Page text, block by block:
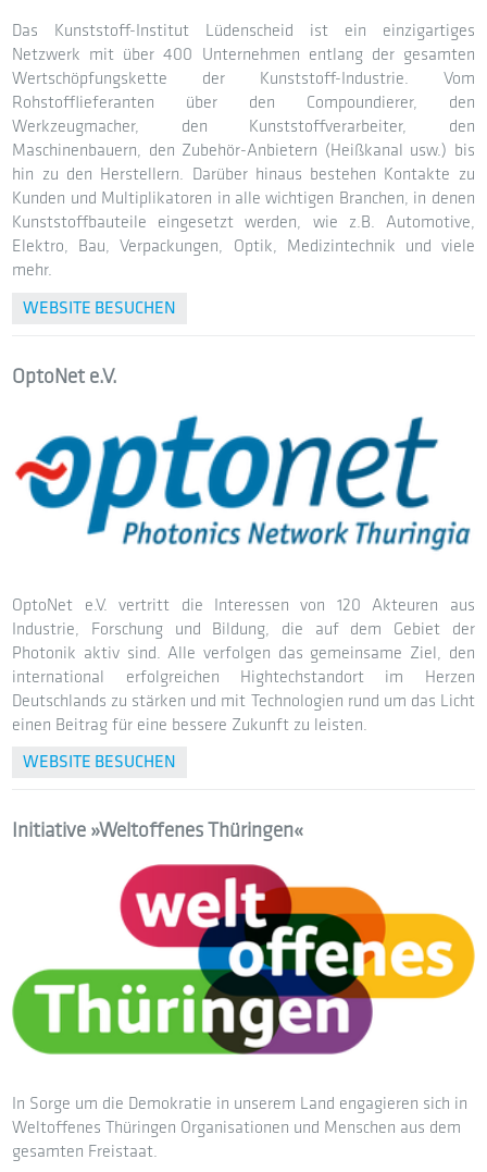
Das Kunststoff-Institut Lüdenscheid ist ein einzigartiges
Netzwerk mit über 400 Unternehmen entlang der gesamten
Wertschöpfungskette der Kunststoff-Industrie. Vom
Rohstofflieferanten über den Compoundierer, den
Werkzeugmacher, den Kunststoffverarbeiter, den
Maschinenbauern, den Zubehör-Anbietern (Heißkanal usw.) bis
hin zu den Herstellern. Darüber hinaus bestehen Kontakte zu
Kunden und Multiplikatoren in alle wichtigen Branchen, in denen
Kunststoffbauteile eingesetzt werden, wie z.B. Automotive,
Elektro, Bau, Verpackungen, Optik, Medizintechnik und viele
mehr.
WEBSITE BESUCHEN
OptoNet e.V.
OptoNet e.V. vertritt die Interessen von 120 Akteuren aus
Industrie, Forschung und Bildung, die auf dem Gebiet der
Photonik aktiv sind. Alle verfolgen das gemeinsame Ziel, den
international erfolgreichen Hightechstandort im Herzen
Deutschlands zu stärken und mit Technologien rund um das Licht
einen Beitrag für eine bessere Zukunft zu leisten.
WEBSITE BESUCHEN
Initiative »Weltoffenes Thüringen«
In Sorge um die Demokratie in unserem Land engagieren sich in
Weltoffenes Thüringen Organisationen und Menschen aus dem
gesamten Freistaat.